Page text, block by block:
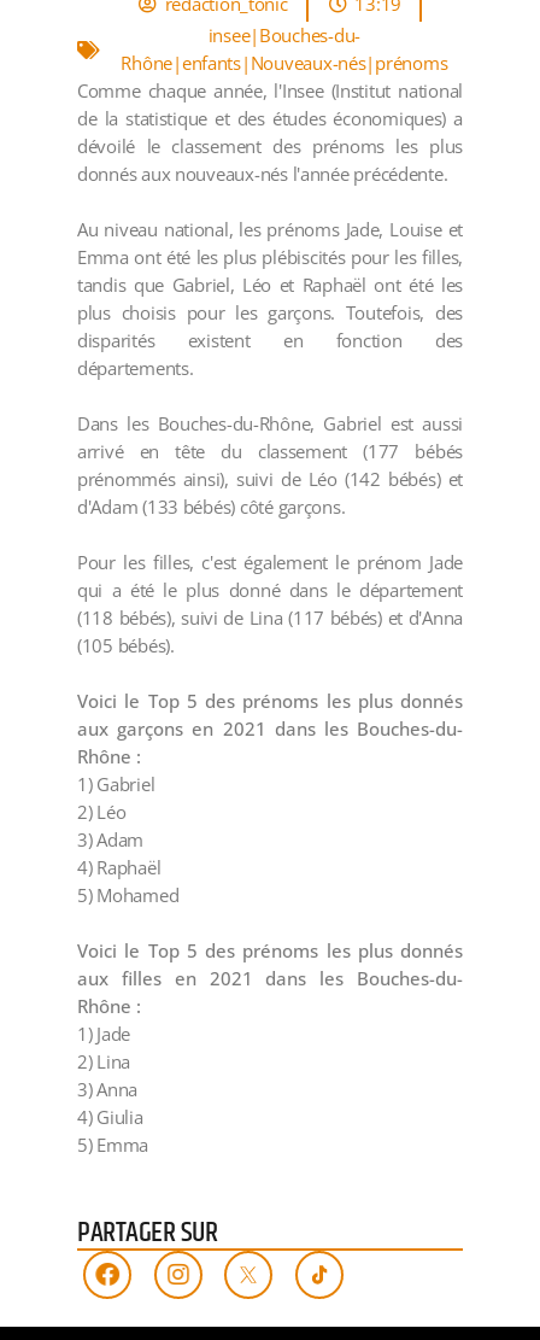
insee|Bouches-du-
Rhône|enfants|Nouveaux-nés|prénoms
Comme chaque année, l'Insee (Institut national
de la statistique et des études économiques) a
dévoilé le classement des prénoms les plus
donnés aux nouveaux-nés l'année précédente.
Au niveau national, les prénoms Jade, Louise et
Emma ont été les plus plébiscités pour les filles,
tandis que Gabriel, Léo et Raphaël ont été les
plus choisis pour les garçons. Toutefois, des
disparités existent en fonction des
départements.
Dans les Bouches-du-Rhône, Gabriel est aussi
arrivé en tête du classement (177 bébés
prénommés ainsi), suivi de Léo (142 bébés) et
d'Adam (133 bébés) côté garçons.
Pour les filles, c'est également le prénom Jade
qui a été le plus donné dans le département
(118 bébés), suivi de Lina (117 bébés) et d'Anna
(105 bébés).
Voici le Top 5 des prénoms les plus donnés
aux garçons en 2021 dans les Bouches-du-
Rhône :
1) Gabriel
2) Léo
3) Adam
4) Raphaël
5) Mohamed
Voici le Top 5 des prénoms les plus donnés
aux filles en 2021 dans les Bouches-du-
Rhône :
1) Jade
2) Lina
3) Anna
4) Giulia
5) Emma
PARTAGER SUR